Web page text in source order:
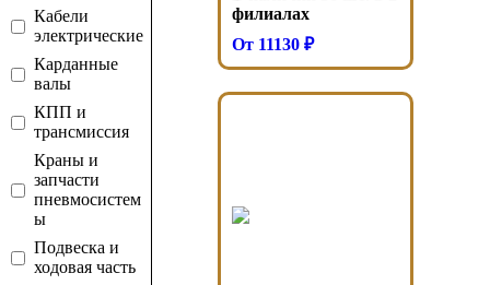
Кабели
электрические
Карданные
валы
КПП и
трансмиссия
Краны и
запчасти
пневмосистем
ы
Подвеска и
ходовая часть
pilot передний
филиалах
От 11130 ₽